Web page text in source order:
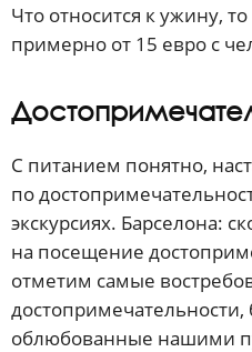
Что относится к ужину,
примерно от 15 евро с
С питанием понятно,
по
экскурсиях. Барселона:
на посещение
отметим самые
достопримечательности,
облюбованные нашими